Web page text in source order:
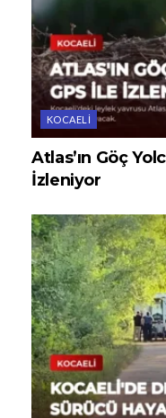
KOCAELI
Atlas’ın Göç
İzleniyor